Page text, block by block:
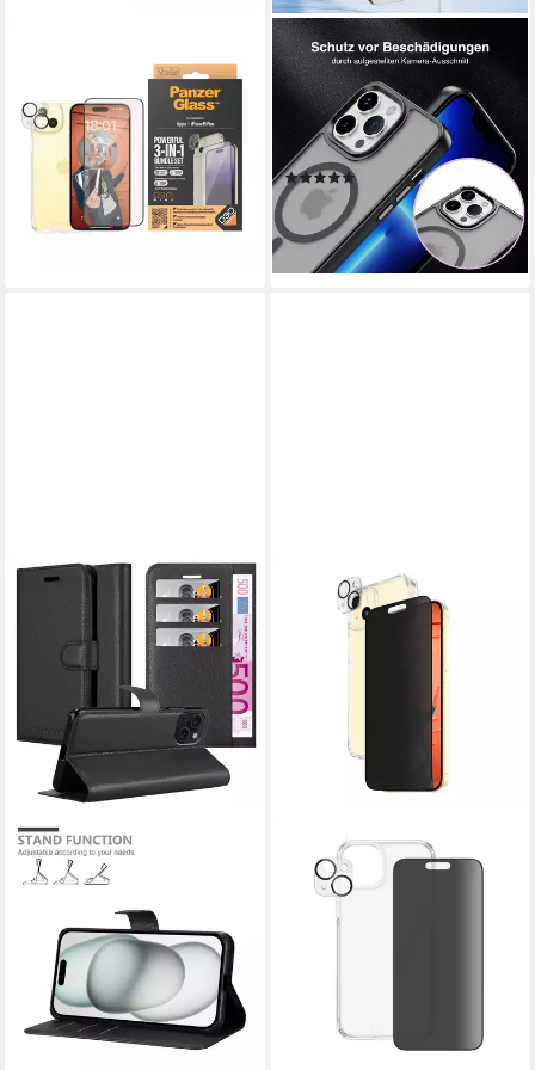
Displayschutzglas 3-in-1-Pack
Screen, Camera Protector
und Cover für iPhone 15 Plus
69,85 €
lieferbar - in 3-4 Werktagen bei dir
TEC-EXPERT
Handyhülle Magnet Hülle für
Apple iPhone 15 Pro Max 6.7
Zoll, 6.7, kompatibel zu
Magsafe magnetisches Laden
ab 11,90 €
lieferbar - in 6-7 Werktagen bei dir
+1